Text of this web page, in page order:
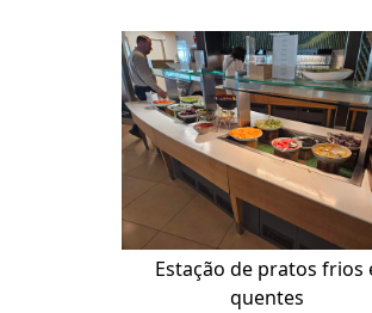
Estação de pratos frios
quentes